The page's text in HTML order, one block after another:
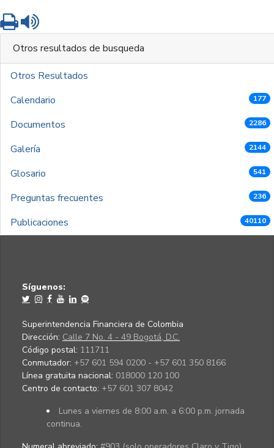
Imprimir
Otros resultados de busqueda
Otros Resultados
Calendario
177
Documentos 2286
Galería 2144
Glosario 541
Preguntas frecuentes 236
Publicaciones 40110
Síguenos:
Superintendencia Financiera de Colombia
Dirección: Calle 7 No. 4 - 49 Bogotá, D.C.
Código postal: 111711
Conmutador: +57 601 594 0200 - +57 601 350 8166
Línea gratuita nacional: 018000 120 100
Centro de contacto: +57 601 307 8042
Lunes a viernes de 8:00 a.m. a 6:00 p.m. jornada
continua.